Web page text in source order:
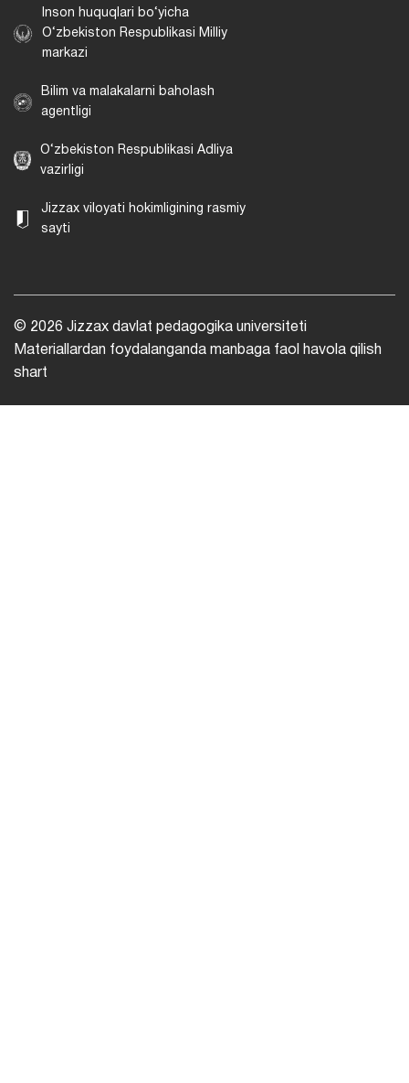
Inson huquqlari bo‘yicha
O‘zbekiston Respublikasi Milliy
markazi
Bilim va malakalarni baholash
agentligi
O‘zbekiston Respublikasi Adliya
vazirligi
Jizzax viloyati hokimligining rasmiy
sayti
© 2026 Jizzax davlat pedagogika universiteti
Materiallardan foydalanganda manbaga faol havola qilish
shart